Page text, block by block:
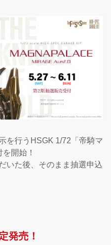
を行うHSGK 1/72「帝騎マ
開始！
いた後、そのまま抽選申込
発売！